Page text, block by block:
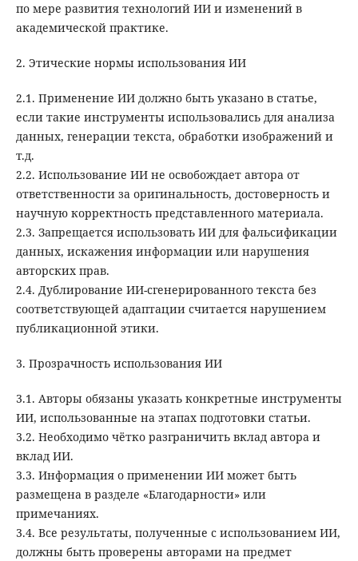
по мере развития технологий ИИ и изменений в
академической практике.
2. Этические нормы использования ИИ
2.1. Применение ИИ должно быть указано в статье,
если такие инструменты использовались для анализа
данных, генерации текста, обработки изображений и
т.д.
2.2. Использование ИИ не освобождает автора от
ответственности за оригинальность, достоверность и
научную корректность представленного материала.
2.3. Запрещается использовать ИИ для фальсификации
данных, искажения информации или нарушения
авторских прав.
2.4. Дублирование ИИ-сгенерированного текста без
соответствующей адаптации считается нарушением
публикационной этики.
3. Прозрачность использования ИИ
3.1. Авторы обязаны указать конкретные инструменты
ИИ, использованные на этапах подготовки статьи.
3.2. Необходимо чётко разграничить вклад автора и
вклад ИИ.
3.3. Информация о применении ИИ может быть
размещена в разделе «Благодарности» или
примечаниях.
3.4. Все результаты, полученные с использованием ИИ,
должны быть проверены авторами на предмет